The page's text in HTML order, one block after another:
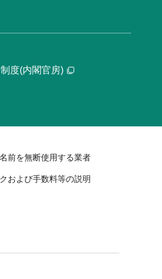
度(内閣官房)
前を無断使用する業者
および手数料等の説明